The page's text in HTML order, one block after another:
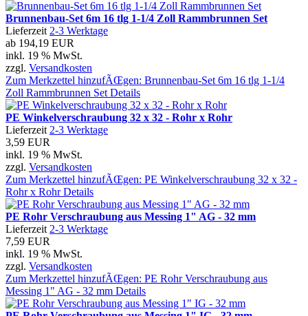
Brunnenbau-Set 6m 16 tlg 1-1/4 Zoll Rammbrunnen Set
Lieferzeit2-3 Werktage
ab 194,19 EUR
inkl. 19 % MwSt.
zzgl. Versandkosten
Zum Merkzettel hinzufÃŒgen: Brunnenbau-Set 6m 16 tlg 1-1/4
Zoll Rammbrunnen Set Details
PE Winkelverschraubung 32 x 32 - Rohr x Rohr
Lieferzeit2-3 Werktage
3,59 EUR
inkl. 19 % MwSt.
zzgl. Versandkosten
Zum Merkzettel hinzufÃŒgen: PE Winkelverschraubung 32 x 32 -
Rohr x Rohr Details
PE Rohr Verschraubung aus Messing 1" AG - 32 mm
Lieferzeit2-3 Werktage
7,59 EUR
inkl. 19 % MwSt.
zzgl. Versandkosten
Zum Merkzettel hinzufÃŒgen: PE Rohr Verschraubung aus
Messing 1" AG - 32 mm Details